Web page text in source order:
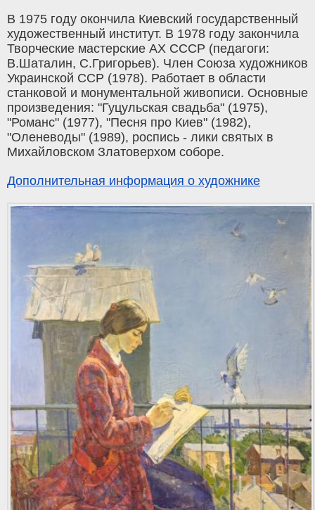
В 1975 году окончила Киевский государственный
художественный институт. В 1978 году закончила
Творческие мастерские АХ СССР (педагоги:
В.Шаталин, С.Григорьев). Член Союза художников
Украинской ССР (1978). Работает в области
станковой и монументальной живописи. Основные
произведения: "Гуцульская свадьба" (1975),
"Романс" (1977), "Песня про Киев" (1982),
"Оленеводы" (1989), роспись - лики святых в
Михайловском Златоверхом соборе.
Дополнительная информация о художнике